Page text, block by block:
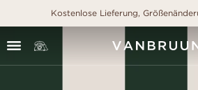
Kostenlose Lieferung,